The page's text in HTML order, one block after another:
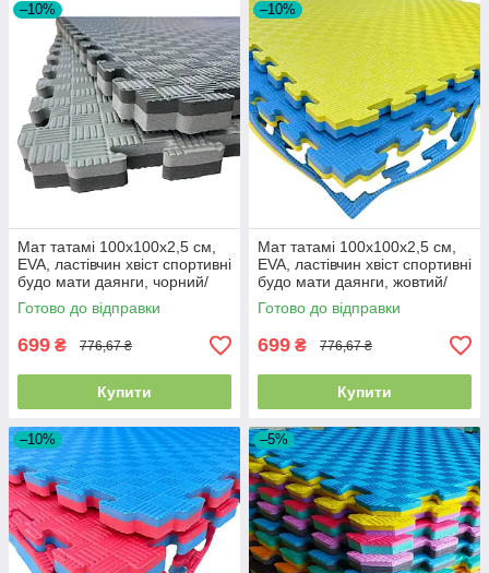
–10%
Мат татамі 100х100х2,5 см,
EVA, ластівчин хвіст спортивні
будо мати даянги, чорний/
сірий
Готово до відправки
699 ₴ 776,67 ₴
Купити
–10%
Мат татамі 100х100х2,5 см,
EVA, ластівчин хвіст спортивні
будо мати даянги, жовтий/
синій
Готово до відправки
699 ₴ 776,67 ₴
Купити
–10% –5%